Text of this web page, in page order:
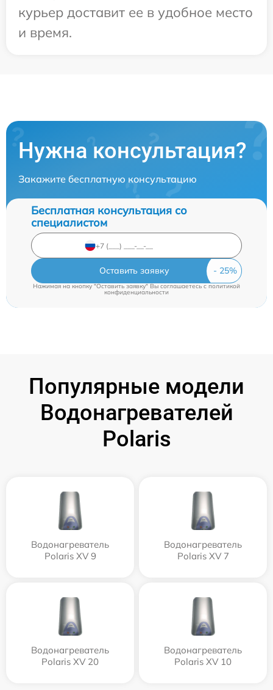
курьер доставит ее в удобное место
и время.
Нужна консультация?
Закажите бесплатную консультацию
Бесплатная консультация со
специалистом
Оставить заявку
Нажимая на кнопку "Оставить заявку" Вы соглашаетесь cполитикой
конфиденциальности
Популярные модели
Водонагревателей
Polaris
Водонагреватель
Polaris XV 9
Водонагреватель
Polaris XV 7
Водонагреватель
Polaris XV 20
Водонагреватель
Polaris XV 10